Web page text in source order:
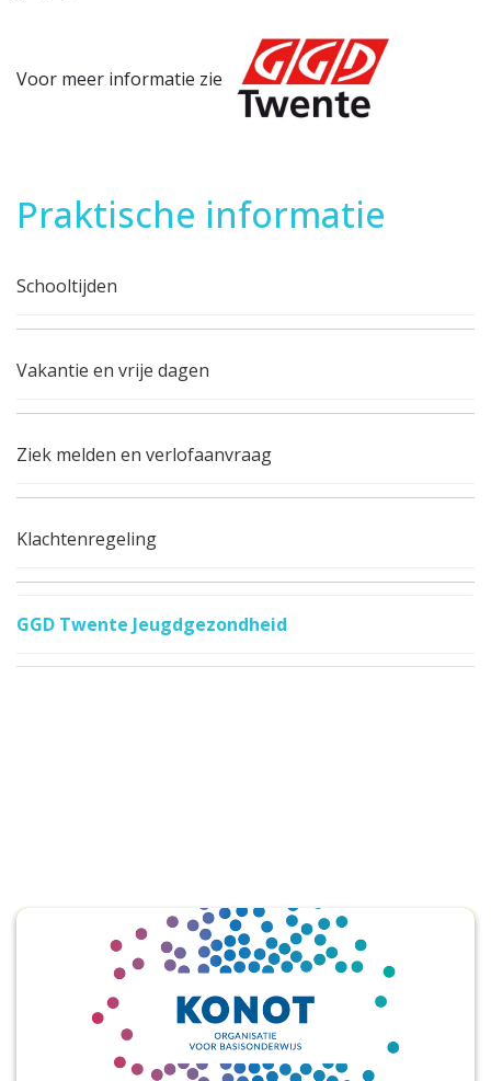
Voor meer informatie zie
Praktische informatie
Schooltijden
Vakantie en vrije dagen
Ziek melden en verlofaanvraag
Klachtenregeling
GGD Twente Jeugdgezondheid